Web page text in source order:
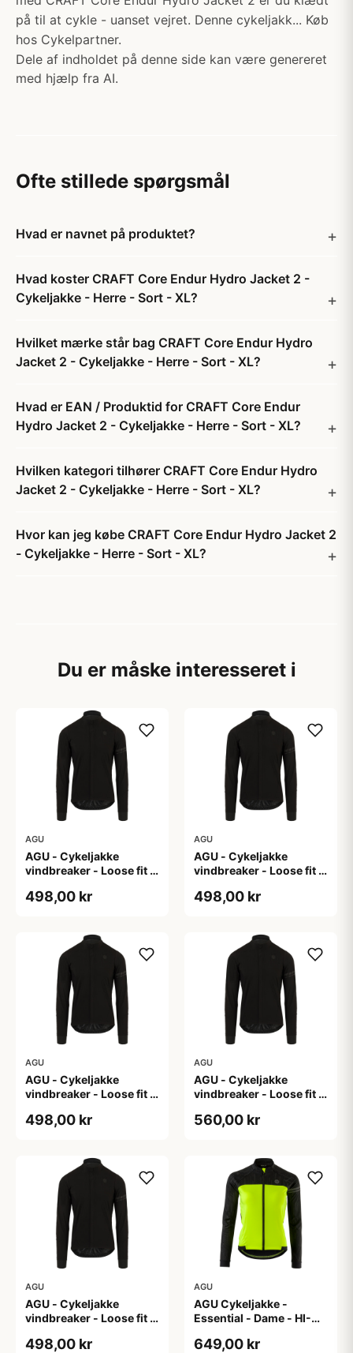
på til at cykle - uanset vejret. Denne cykeljakk... Køb
hos Cykelpartner.
Dele af indholdet på denne side kan være genereret
med hjælp fra AI.
Ofte stillede spørgsmål
Hvad er navnet på produktet?
Hvad koster CRAFT Core Endur Hydro Jacket 2 -
Cykeljakke - Herre - Sort - XL?
Hvilket mærke står bag CRAFT Core Endur Hydro
Jacket 2 - Cykeljakke - Herre - Sort - XL?
Hvad er EAN / Produktid for CRAFT Core Endur
Hydro Jacket 2 - Cykeljakke - Herre - Sort - XL?
Hvilken kategori tilhører CRAFT Core Endur Hydro
Jacket 2 - Cykeljakke - Herre - Sort - XL?
Hvor kan jeg købe CRAFT Core Endur Hydro Jacket 2
- Cykeljakke - Herre - Sort - XL?
Du er måske interesseret i
AGU
AGU - Cykeljakke
vindbreaker - Loose fit -
498,00 kr
AGU
AGU - Cykeljakke
vindbreaker - Loose fit -
498,00 kr
AGU
AGU - Cykeljakke
vindbreaker - Loose fit -
498,00 kr
AGU
AGU - Cykeljakke
vindbreaker - Loose fit -
560,00 kr
AGU
AGU - Cykeljakke
vindbreaker - Loose fit -
498,00 kr
AGU
AGU Cykeljakke -
Essential - Dame - HI-
649,00 kr